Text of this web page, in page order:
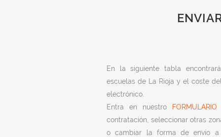
En la siguiente tabla
escuelas de La Rioja y el coste
electrónico.
Entra en nuestro
FORMULARIO
contratación, seleccionar otras
o cambiar la forma de envío